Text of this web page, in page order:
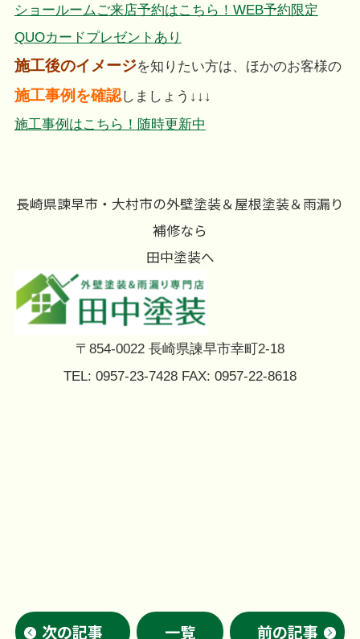
ショールームご来店予約はこちら！WEB予約限定
QUOカードプレゼントあり
施工後のイメージを知りたい方は、ほかのお客様の
施工事例を確認しましょう↓↓↓
施工事例はこちら！随時更新中
長崎県諫早市・大村市の外壁塗装＆屋根塗装＆雨漏り
補修なら
田中塗装へ
〒854-0022 長崎県諫早市幸町2-18
TEL: 0957-23-7428 FAX: 0957-22-8618
次の記事 一覧 前の記事